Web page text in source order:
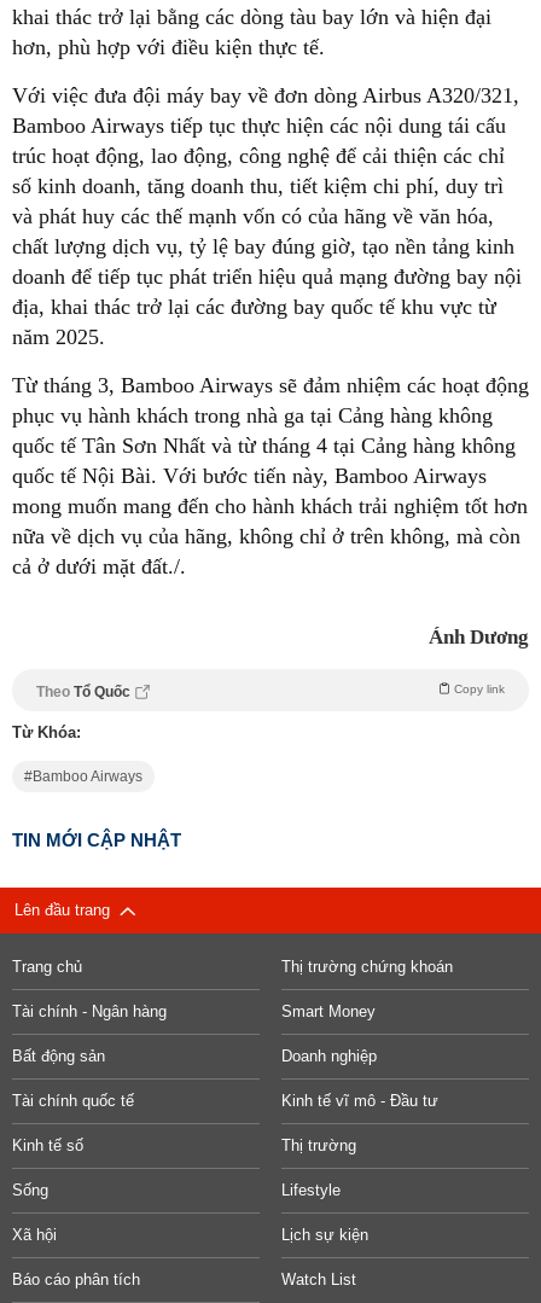
khai thác trở lại bằng các dòng tàu bay lớn và hiện đại
hơn, phù hợp với điều kiện thực tế.
Với việc đưa đội máy bay về đơn dòng Airbus A320/321,
Bamboo Airways tiếp tục thực hiện các nội dung tái cấu
trúc hoạt động, lao động, công nghệ để cải thiện các chỉ
số kinh doanh, tăng doanh thu, tiết kiệm chi phí, duy trì
và phát huy các thế mạnh vốn có của hãng về văn hóa,
chất lượng dịch vụ, tỷ lệ bay đúng giờ, tạo nền tảng kinh
doanh để tiếp tục phát triển hiệu quả mạng đường bay nội
địa, khai thác trở lại các đường bay quốc tế khu vực từ
năm 2025.
Từ tháng 3, Bamboo Airways sẽ đảm nhiệm các hoạt động
phục vụ hành khách trong nhà ga tại Cảng hàng không
quốc tế Tân Sơn Nhất và từ tháng 4 tại Cảng hàng không
quốc tế Nội Bài. Với bước tiến này, Bamboo Airways
mong muốn mang đến cho hành khách trải nghiệm tốt hơn
nữa về dịch vụ của hãng, không chỉ ở trên không, mà còn
cả ở dưới mặt đất./.
Ánh Dương
Theo Tổ Quốc Copy link
Từ Khóa:
Bamboo Airways
TIN MỚI CẬP NHẬT
Lên đầu trang
Trang chủ Thị trường chứng khoán
Tài chính - Ngân hàng Smart Money
Bất động sản Doanh nghiệp
Tài chính quốc tế Kinh tế vĩ mô - Đầu tư
Kinh tế số Thị trường
Sống Lifestyle
Xã hội Lịch sự kiện
Báo cáo phân tích Watch List